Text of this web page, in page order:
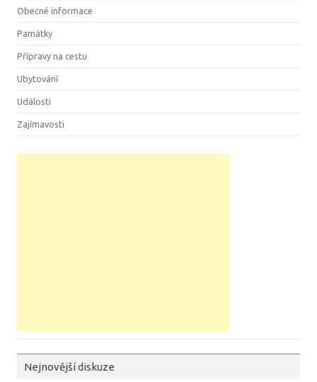
Obecné informace
Památky
Přípravy na cestu
Ubytování
Události
Zajímavosti
Nejnovější diskuze